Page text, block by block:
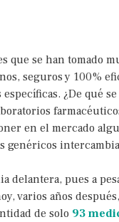
que se han tomado
seguros y 100%
¿De qué
en el mercado
genéricos
delantera, pues a
varios años
de solo 93